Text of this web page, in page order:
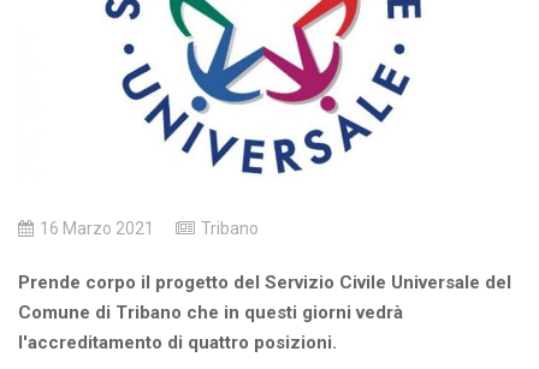
16 Marzo 2021 Tribano
Prende corpo il progetto del Servizio Civile Universale del
Comune di Tribano che in questi giorni vedrà
l'accreditamento di quattro posizioni.